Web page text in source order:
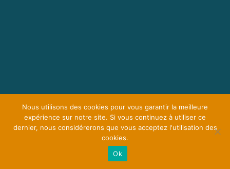
Nous utilisons des cookies pour vous garantir la meilleure
expérience sur notre site. Si vous continuez à utiliser ce
dernier, nous considérerons que vous acceptez l'utilisation des
cookies.
Ok